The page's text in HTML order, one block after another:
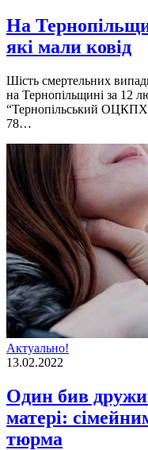
На
які мали ковід
Шість смертельних
на Тернопільщині за 12
“Тернопільський
78…
Актуально!
13.02.2022
Один бив
матері:
тюрма